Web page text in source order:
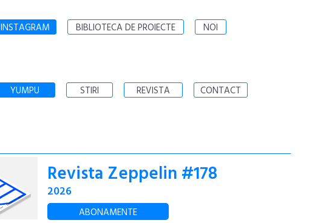
INSTAGRAM BIBLIOTECA DE PROIECTE NOI
YUMPU STIRI REVISTA CONTACT
Revista Zeppelin #178
2026
ABONAMENTE